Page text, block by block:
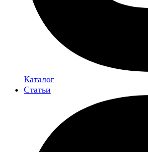
Каталог
Статьи